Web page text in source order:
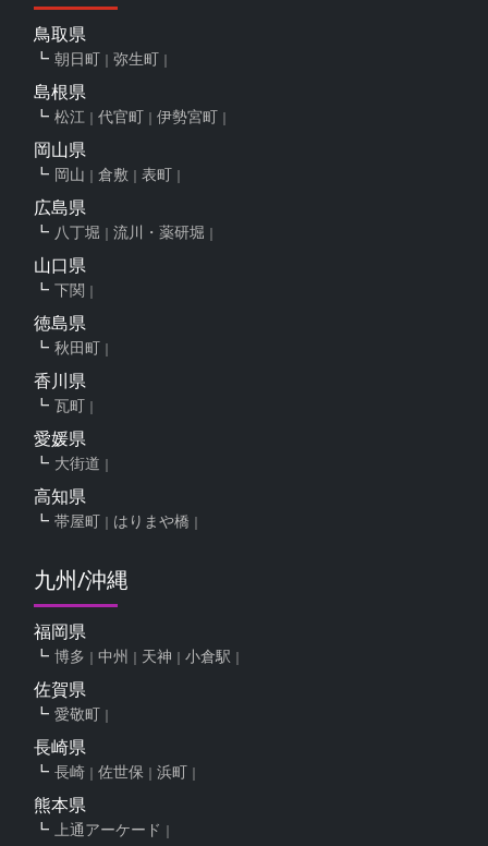
鳥取県
朝日町 弥生町
島根県
松江 代官町 伊勢宮町
岡山県
岡山 倉敷 表町
広島県
八丁堀 流川・薬研堀
山口県
下関
徳島県
秋田町
香川県
瓦町
愛媛県
大街道
高知県
帯屋町 はりまや橋
九州/沖縄
福岡県
博多 中州 天神 小倉駅
佐賀県
愛敬町
長崎県
長崎 佐世保 浜町
熊本県
上通アーケード